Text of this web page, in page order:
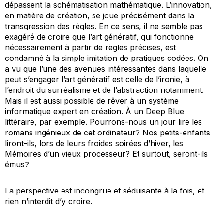
dépassent la schématisation mathématique. L’innovation,
en matière de création, se joue précisément dans la
transgression des règles. En ce sens, il ne semble pas
exagéré de croire que l’art génératif, qui fonctionne
nécessairement à partir de règles précises, est
condamné à la simple imitation de pratiques codées. On
a vu que l’une des avenues intéressantes dans laquelle
peut s’engager l’art génératif est celle de l’ironie, à
l’endroit du surréalisme et de l’abstraction notamment.
Mais il est aussi possible de rêver à un système
informatique expert en création. À un Deep Blue
littéraire, par exemple. Pourrons-nous un jour lire les
romans ingénieux de cet ordinateur? Nos petits-enfants
liront-ils, lors de leurs froides soirées d’hiver, les
Mémoires d’un vieux processeur? Et surtout, seront-ils
émus?
La perspective est incongrue et séduisante à la fois, et
rien n’interdit d’y croire.